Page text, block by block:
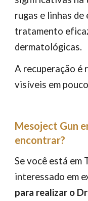
rugas e linhas de
tratamento
dermatológicas.
A recuperação é
visíveis em
Mesoject Gun
encontrar?
Se você está em
interessado em
para realizar o